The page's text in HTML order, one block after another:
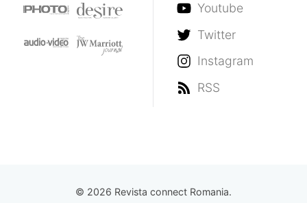
Youtube
Twitter
Instagram
RSS
© 2026 Revista connect Romania.